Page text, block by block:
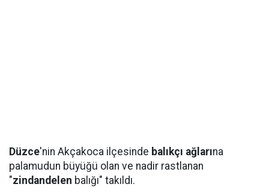
Düzce'nin Akçakoca ilçesinde balıkçı ağlarına
palamudun büyüğü olan ve nadir rastlanan
"zindandelen balığı" takıldı.